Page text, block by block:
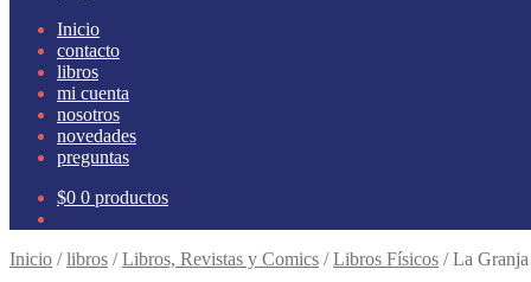
Inicio
contacto
libros
mi cuenta
nosotros
novedades
preguntas
$0 0 productos
Inicio /libros /Libros, Revistas y Comics /Libros Físicos /La Granja